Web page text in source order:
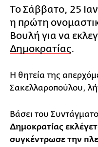
Το Σάββατο, 25
η πρώτη
Βουλή για να
Δημοκρατίας.
Η θητεία της
Σακελλαροπούλου,
Βάσει του
Δημοκρατίας
συγκέντρωσε την